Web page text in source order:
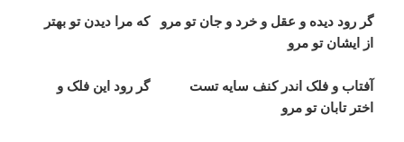
گر رود دیده و عقل و خرد و جان تو مرو که مرا دیدن تو بهتر
از ایشان تو مرو
آفتاب و فلک اندر کنف سایه تست گر رود این فلک و
اختر تابان تو مرو